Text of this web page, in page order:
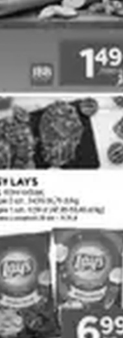
Zobacz wszystkie struny